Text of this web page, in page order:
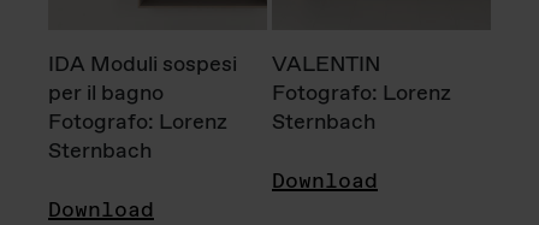
IDA Moduli sospesi
per il bagno
Fotografo: Lorenz
Sternbach
Download
VALENTIN
Fotografo: Lorenz
Sternbach
Download